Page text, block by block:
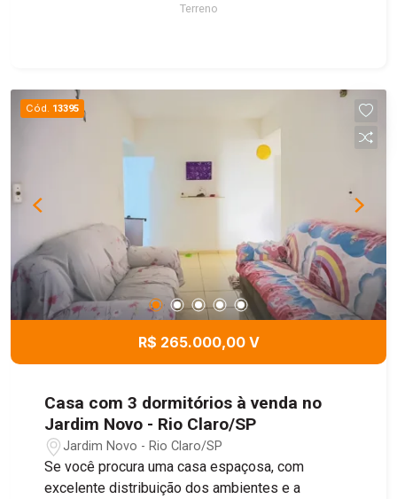
Terreno
Cód. 13395
R$ 265.000,00 V
Casa com 3 dormitórios à venda no
Jardim Novo - Rio Claro/SP
Jardim Novo - Rio Claro/SP
Se você procura uma casa espaçosa, com
excelente distribuição dos ambientes e a